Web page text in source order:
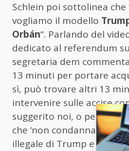
Schlein poi sottolinea che
vogliamo il modello
Orbán“. Parlando del
dedicato al referendum
segretaria dem
13 minuti per portare
sì, può trovare altri 13
intervenire sulle accise
suggerito noi, o per
che ‘non condanna né
illegale di Trump e